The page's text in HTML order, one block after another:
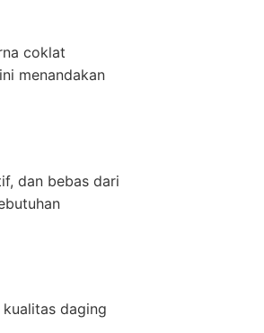
coklat
menandakan
dan bebas dari
daging